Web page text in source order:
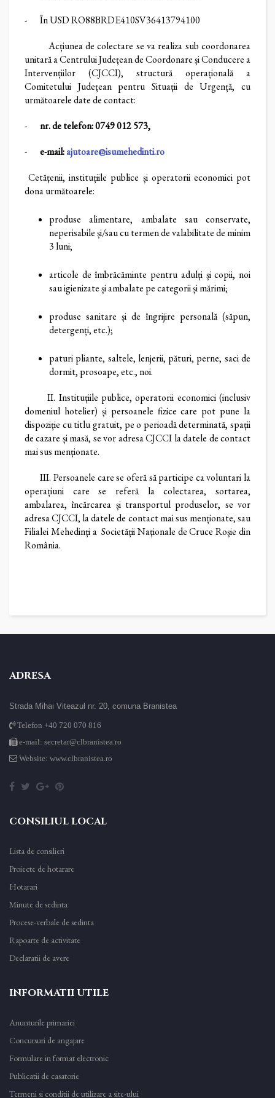
- În USD RO88BRDE410SV36413794100
Acțiunea de colectare se va realiza sub coordonarea
unitară a Centrului Județean de Coordonare și Conducere a
Intervențiilor (CJCCI), structură operațională a
Comitetului Județean pentru Situații de Urgență, cu
următoarele date de contact:
- nr. de telefon: 0749 012 573,
- e-mail:ajutoare@isumehedinti.ro
Cetățenii, instituțiile publice și operatorii economici pot
dona următoarele:
produse alimentare, ambalate sau conservate,
neperisabile și/sau cu termen de valabilitate de minim
3 luni;
articole de îmbrăcăminte pentru adulți și copii, noi
sau igienizate și ambalate pe categorii și mărimi;
produse sanitare și de îngrijire personală (săpun,
detergenți, etc.);
paturi pliante, saltele, lenjerii, pături, perne, saci de
dormit, prosoape, etc., noi.
II. Instituțiile publice, operatorii economici (inclusiv
domeniul hotelier) și persoanele fizice care pot pune la
dispoziție cu titlu gratuit, pe o perioadă determinată, spații
de cazare și masă, se vor adresa CJCCI la datele de contact
mai sus menționate.
III. Persoanele care se oferă să participe ca voluntari la
operațiuni care se referă la colectarea, sortarea,
ambalarea, încărcarea și transportul produselor, se vor
adresa CJCCI, la datele de contact mai sus menționate, sau
Filialei Mehedinți a Societății Naționale de Cruce Roșie din
România.
ADRESA
Strada Mihai Viteazul nr. 20, comuna Branistea
Telefon +40 720 070 816
e-mail: secretar@clbranistea.ro
Website: www.clbranistea.ro
CONSILIUL LOCAL
Lista de consilieri
Proiecte de hotarare
Hotarari
Minute de sedinta
Procese-verbale de sedinta
Rapoarte de activitate
Declaratii de avere
INFORMATII UTILE
Anunturile primariei
Concursuri de angajare
Formulare in format electronic
Publicatii de casatorie
Termeni si conditii de utilizare a site-ului